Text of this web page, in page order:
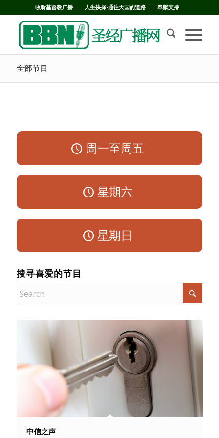
收听基督教广播 人生抉择-通往天国的道路 奉献支持
全部节目
周一至周五
星期六
星期日
搜寻喜爱的节目
中信之声